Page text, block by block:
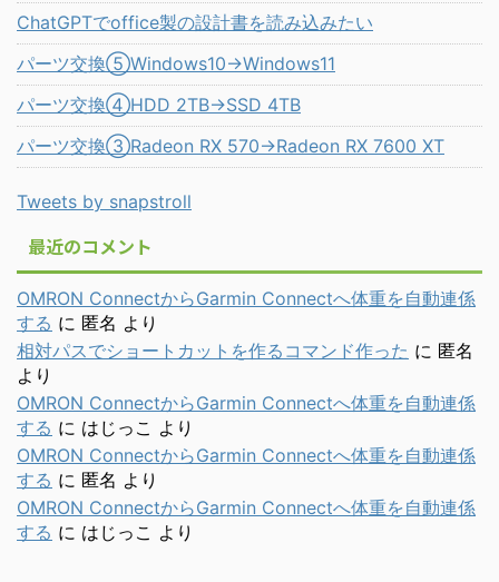
ChatGPTでoffice製の設計書を読み込みたい
パーツ交換⑤Windows10→Windows11
パーツ交換④HDD 2TB→SSD 4TB
パーツ交換③Radeon RX 570→Radeon RX 7600 XT
Tweets by snapstroll
最近のコメント
OMRON ConnectからGarmin Connectへ体重を自動連係
する に 匿名 より
相対パスでショートカットを作るコマンド作った に 匿名
より
OMRON ConnectからGarmin Connectへ体重を自動連係
する に はじっこ より
OMRON ConnectからGarmin Connectへ体重を自動連係
する に 匿名 より
OMRON ConnectからGarmin Connectへ体重を自動連係
する に はじっこ より